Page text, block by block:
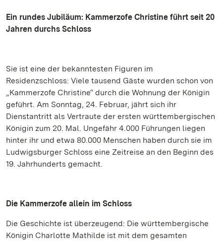
Ein rundes Jubiläum: Kammerzofe Christine führt seit 20
Jahren durchs Schloss
Sie ist eine der bekanntesten Figuren im
Residenzschloss: Viele tausend Gäste wurden schon von
„Kammerzofe Christine“ durch die Wohnung der Königin
geführt. Am Sonntag, 24. Februar, jährt sich ihr
Dienstantritt als Vertraute der ersten württembergischen
Königin zum 20. Mal. Ungefähr 4.000 Führungen liegen
hinter ihr und etwa 80.000 Menschen haben durch sie im
Ludwigsburger Schloss eine Zeitreise an den Beginn des
19. Jahrhunderts gemacht.
Die Kammerzofe allein im Schloss
Die Geschichte ist überzeugend: Die württembergische
Königin Charlotte Mathilde ist mit dem gesamten